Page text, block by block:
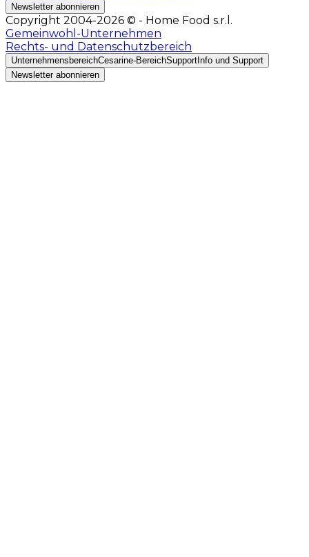
Newsletter abonnieren
Copyright 2004-2026 © - Home Food s.r.l.
Gemeinwohl-Unternehmen
Rechts- und Datenschutzbereich
UnternehmensbereichCesarine-BereichSupport Info und Support
Newsletter abonnieren